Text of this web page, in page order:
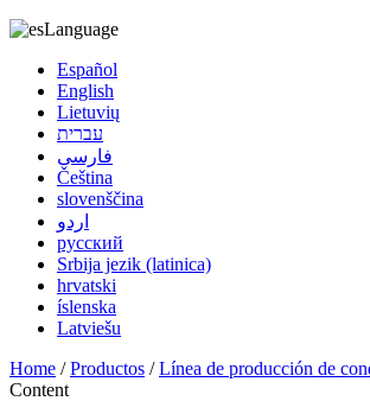
Language
Español
English
Lietuvių
עברית
فارسی
Čeština
slovenščina
اردو
русский
Srbija jezik (latinica)
hrvatski
íslenska
Latviešu
Home /Productos /Línea de producción de
Content